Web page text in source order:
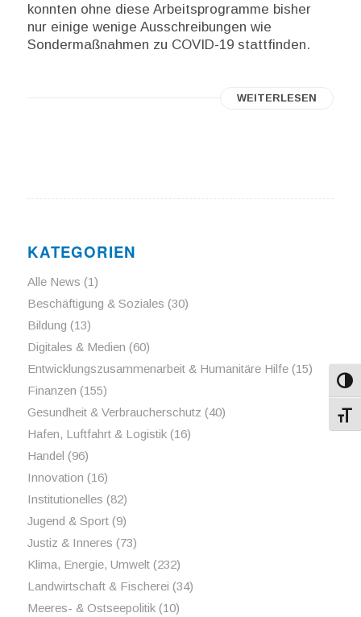
konnten ohne diese Arbeitsprogramme bisher
nur einige wenige Ausschreibungen wie
Sondermaßnahmen zu COVID-19 stattfinden.
WEITERLESEN
KATEGORIEN
Alle News (1)
Beschäftigung & Soziales (30)
Bildung (13)
Digitales & Medien (60)
Entwicklungszusammenarbeit & Humanitäre Hilfe(15)
Finanzen (155)
Gesundheit & Verbraucherschutz (40)
Hafen, Luftfahrt & Logistik(16)
Handel (96)
Innovation (16)
Institutionelles (82)
Jugend & Sport(9)
Justiz & Inneres (73)
Klima, Energie, Umwelt(232)
Landwirtschaft & Fischerei (34)
Meeres- & Ostseepolitik(10)